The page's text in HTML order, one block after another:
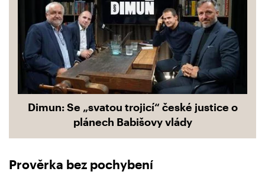
Dimun: Se „svatou trojicí“ české justice o
plánech Babišovy vlády
Prověrka bez pochybení